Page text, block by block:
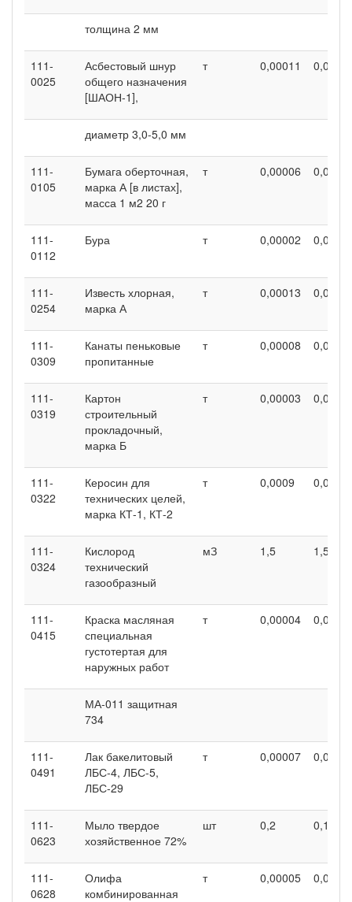
толщина 2 мм
111-
0025
Асбестовый шнур
общего назначения
[ШАОН-1],
т 0,00011 0,0001
диаметр 3,0-5,0 мм
111-
0105
Бумага оберточная,
марка А [в листах],
масса 1 м2 20 г
т 0,00006
111-
0112
Бура т 0,00002
111-
0254
Известь хлорная,
марка А
т 0,00013
111-
0309
Канаты пеньковые
пропитанные
т 0,00008
111-
0319
Картон
строительный
прокладочный,
марка Б
т 0,00003
111-
0322
Керосин для
технических целей,
марка КТ-1, КТ-2
т 0,0009 0,0009
111-
0324
Кислород
технический
газообразный
мЗ 1,5 1,5
111-
0415
Краска масляная
специальная
густотертая для
наружных работ
т 0,00004
МА-011 защитная
734
111-
0491
Лак бакелитовый
ЛБС-4, ЛБС-5,
ЛБС-29
т 0,00007
111-
0623
Мыло твердое
хозяйственное 72%
шт 0,2 0,12
111-
0628
Олифа
комбинированная
т 0,00005